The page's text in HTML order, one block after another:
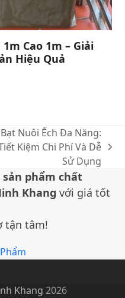
Cao 1m – Giải
Hiệu Quả
Nuôi Ếch Đa Năng:
Kiệm Chi Phí Và Dễ
Sử Dụng
sản phẩm chất
Khang với giá tốt
tận tâm!
Khang 2026